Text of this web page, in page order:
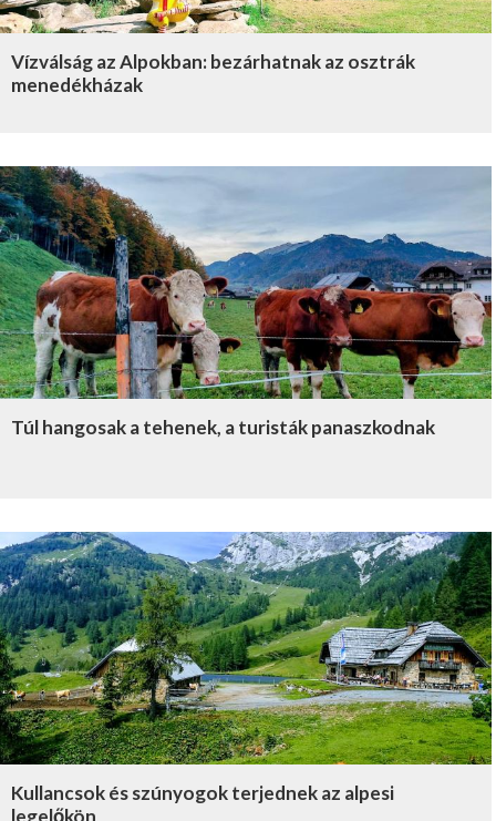
Vízválság az Alpokban: bezárhatnak az osztrák
menedékházak
Túl hangosak a tehenek, a turisták panaszkodnak
Kullancsok és szúnyogok terjednek az alpesi
legelőkön